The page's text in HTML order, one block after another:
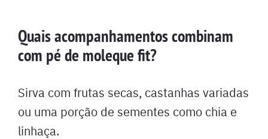
Quais acompanhamentos combinam
com pé de moleque fit?
Sirva com frutas secas, castanhas variadas
ou uma porção de sementes como chia e
linhaça.